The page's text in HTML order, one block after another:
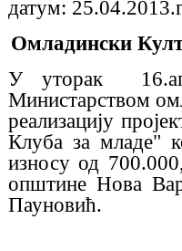
датум:
Омладински
У уторак
Министарством
реализацију
Клуба за младе"
износу од
општине Нова
Пауновић.